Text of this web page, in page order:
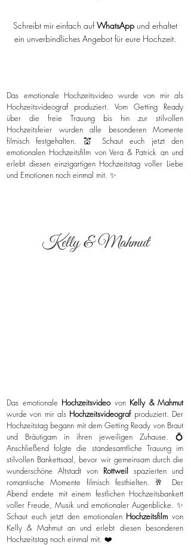
Schreibt mir einfach aufWhatsAppund erhaltet
ein unverbindliches Angebot für eure Hochzeit.
Das emotionale Hochzeitsvideo wurde von mir als
Hochzeitsvideograf produziert. Vom Getting Ready
über die freie Trauung bis hin zur stilvollen
Hochzeitsfeier wurden alle besonderen Momente
filmisch festgehalten. 💒 Schaut euch jetzt den
emotionalen Hochzeitsfilm von Vera & Patrick an und
erlebt diesen einzigartigen Hochzeitstag voller Liebe
und Emotionen noch einmal mit. ✨
Kelly & Mahmut
Das emotionale Hochzeitsvideovon Kelly & Mahmut
wurde von mir als Hochzeitsvideograf produziert. Der
Hochzeitstag begann mit dem Getting Ready von Braut
und Bräutigam in ihren jeweiligen Zuhause. 💍
Anschließend folgte die standesamtliche Trauung im
stilvollen Bankettsaal, bevor wir gemeinsam durch die
wunderschöne Altstadt von Rottweil spazierten und
romantische Momente filmisch festhielten. 🥂 Der
Abend endete mit einem festlichen Hochzeitsbankett
voller Freude, Musik und emotionaler Augenblicke. ✨
Schaut euch jetzt den emotionalen Hochzeitsfilmvon
Kelly & Mahmut an und erlebt diesen besonderen
Hochzeitstag noch einmal mit. ❤️